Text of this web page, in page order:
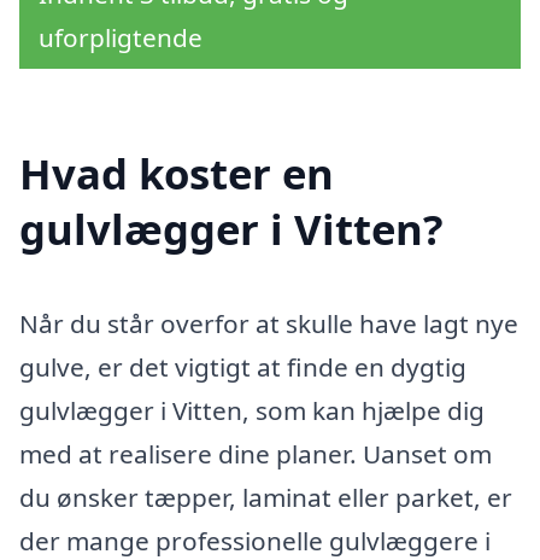
uforpligtende
Hvad koster en
gulvlægger i Vitten?
Når du står overfor at skulle have lagt nye
gulve, er det vigtigt at finde en dygtig
gulvlægger i Vitten, som kan hjælpe dig
med at realisere dine planer. Uanset om
du ønsker tæpper, laminat eller parket, er
der mange professionelle gulvlæggere i